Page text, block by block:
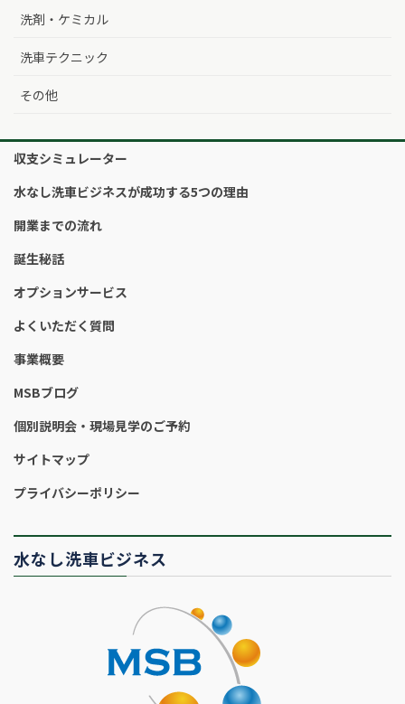
洗剤・ケミカル
洗車テクニック
その他
収支シミュレーター
水なし洗車ビジネスが成功する5つの理由
開業までの流れ
誕生秘話
オプションサービス
よくいただく質問
事業概要
MSBブログ
個別説明会・現場見学のご予約
サイトマップ
プライバシーポリシー
水なし洗車ビジネス